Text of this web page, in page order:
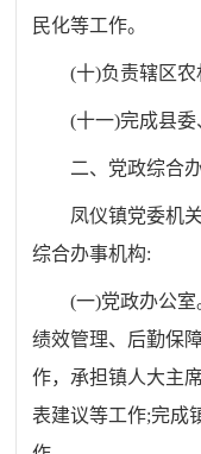
民化等工作。
(十)负责辖区农
(十一)完成县委
二、党政综合
凤仪镇党委机
综合办事机构:
(一)党政办公室
绩效管理、后勤保
作，承担镇人大主
表建议等工作;完成